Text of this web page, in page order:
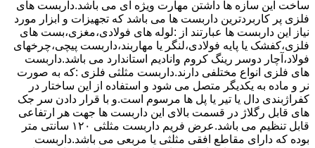
ساخت این سازه ها داشتن مهارت ویژه ای می باشد.داربست های
فلزی پر کاربردترین داربست ها می باشد که تجهیزات و ابزار مورد
نیاز این داربست ها عبارتند از :لوله های فولادی،مغزی،بست های
فلزی،کفشک یا پایه فولادی،لنگر یا مهاربند،داربست پیچی،چرخهای
فولاد،آچار دوسر رینگ کروم وانادیم استاندارد می باشد.داربست
های فلزی انواع مختلفی دارند.داربست مثلثی فلزی :که به صورت
نر و ماده به یکدیگر متصل می شود و استفاده از این ساختار در
کفراژبندی دال یا تیر یا پل ها مرسوم است.و با قرار دادن سر جک
های قابل رگلاژ در قسمت بالای این داربست ها جهت هر ارتفاعی
قابل تنظیم می باشد.عرض فریم داربست مثلثی ۱۲۰ سانتی متر
بوده که دارای مقاطع افقی مثلثی یا مربعی می باشد.داربست